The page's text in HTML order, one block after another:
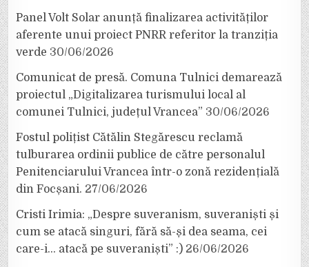
Panel Volt Solar anunță finalizarea activităților
aferente unui proiect PNRR referitor la tranziția
verde 30/06/2026
Comunicat de presă. Comuna Tulnici demarează
proiectul „Digitalizarea turismului local al
comunei Tulnici, județul Vrancea” 30/06/2026
Fostul polițist Cătălin Stegărescu reclamă
tulburarea ordinii publice de către personalul
Penitenciarului Vrancea într-o zonă rezidențială
din Focșani. 27/06/2026
Cristi Irimia: „Despre suveranism, suveraniști și
cum se atacă singuri, fără să-și dea seama, cei
care-i… atacă pe suveraniști” :) 26/06/2026